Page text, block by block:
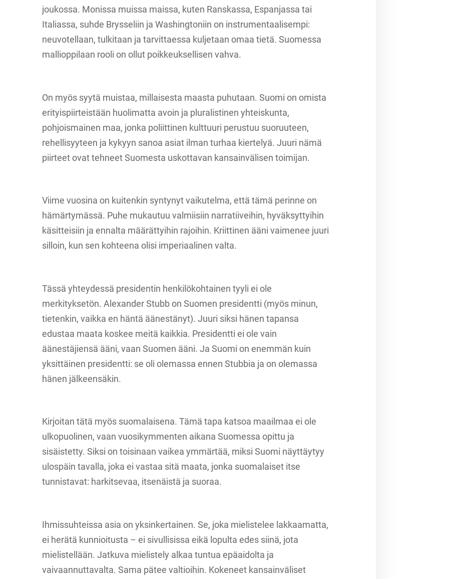
joukossa. Monissa muissa maissa, kuten Ranskassa, Espanjassa tai
Italiassa, suhde Brysseliin ja Washingtoniin on instrumentaalisempi:
neuvotellaan, tulkitaan ja tarvittaessa kuljetaan omaa tietä. Suomessa
mallioppilaan rooli on ollut poikkeuksellisen vahva.
On myös syytä muistaa, millaisesta maasta puhutaan. Suomi on omista
erityispiirteistään huolimatta avoin ja pluralistinen yhteiskunta,
pohjoismainen maa, jonka poliittinen kulttuuri perustuu suoruuteen,
rehellisyyteen ja kykyyn sanoa asiat ilman turhaa kiertelyä. Juuri nämä
piirteet ovat tehneet Suomesta uskottavan kansainvälisen toimijan.
Viime vuosina on kuitenkin syntynyt vaikutelma, että tämä perinne on
hämärtymässä. Puhe mukautuu valmiisiin narratiiveihin, hyväksyttyihin
käsitteisiin ja ennalta määrättyihin rajoihin. Kriittinen ääni vaimenee juuri
silloin, kun sen kohteena olisi imperiaalinen valta.
Tässä yhteydessä presidentin henkilökohtainen tyyli ei ole
merkityksetön. Alexander Stubb on Suomen presidentti (myös minun,
tietenkin, vaikka en häntä äänestänyt). Juuri siksi hänen tapansa
edustaa maata koskee meitä kaikkia. Presidentti ei ole vain
äänestäjiensä ääni, vaan Suomen ääni. Ja Suomi on enemmän kuin
yksittäinen presidentti: se oli olemassa ennen Stubbia ja on olemassa
hänen jälkeensäkin.
Kirjoitan tätä myös suomalaisena. Tämä tapa katsoa maailmaa ei ole
ulkopuolinen, vaan vuosikymmenten aikana Suomessa opittu ja
sisäistetty. Siksi on toisinaan vaikea ymmärtää, miksi Suomi näyttäytyy
ulospäin tavalla, joka ei vastaa sitä maata, jonka suomalaiset itse
tunnistavat: harkitsevaa, itsenäistä ja suoraa.
Ihmissuhteissa asia on yksinkertainen. Se, joka mielistelee lakkaamatta,
ei herätä kunnioitusta – ei sivullisissa eikä lopulta edes siinä, jota
mielistellään. Jatkuva mielistely alkaa tuntua epäaidolta ja
vaivaannuttavalta. Sama pätee valtioihin. Kokeneet kansainväliset